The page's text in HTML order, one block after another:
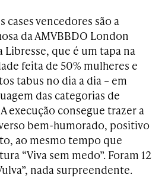
vencedores são a
da AMVBBDO London
Libresse, que é um tapa na
feita de 50% mulheres e
tabus no dia a dia – em
das categorias de
execução consegue trazer a
bem-humorado, positivo
ao mesmo tempo que
“Viva sem medo”. Foram 12
nada surpreendente.